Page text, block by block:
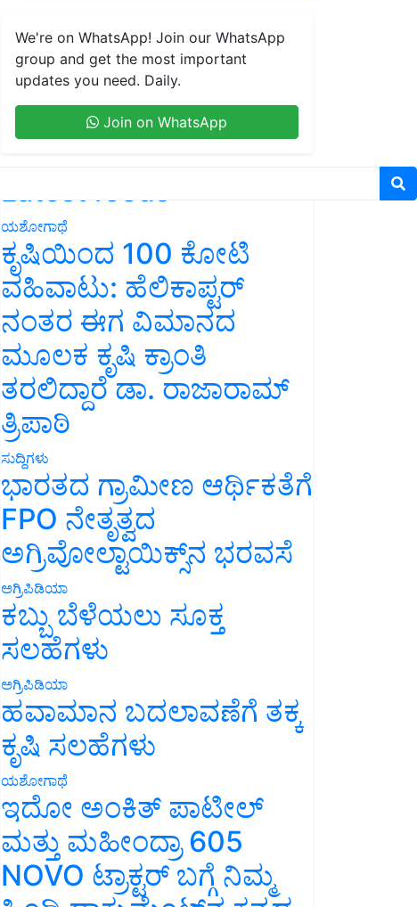
We're on WhatsApp! Join our WhatsApp
group and get the most important
updates you need. Daily.
Join on WhatsApp
Latest feeds
ಯಶೋಗಾಥೆ
ಕೃಷಿಯಿಂದ 100 ಕೋಟಿ
ವಹಿವಾಟು: ಹೆಲಿಕಾಪ್ಟರ್
ನಂತರ ಈಗ ವಿಮಾನದ
ಮೂಲಕ ಕೃಷಿ ಕ್ರಾಂತಿ
ತರಲಿದ್ದಾರೆ ಡಾ. ರಾಜಾರಾಮ್
ತ್ರಿಪಾಠಿ
ಸುದ್ದಿಗಳು
ಭಾರತದ ಗ್ರಾಮೀಣ ಆರ್ಥಿಕತೆಗೆ
FPO ನೇತೃತ್ವದ
ಅಗ್ರಿವೋಲ್ಟಾಯಿಕ್ಸ್‌ನ ಭರವಸೆ
ಅಗ್ರಿಪಿಡಿಯಾ
ಕಬ್ಬು ಬೆಳೆಯಲು ಸೂಕ್ತ
ಸಲಹೆಗಳು
ಅಗ್ರಿಪಿಡಿಯಾ
ಹವಾಮಾನ ಬದಲಾವಣೆಗೆ ತಕ್ಕ
ಕೃಷಿ ಸಲಹೆಗಳು
ಯಶೋಗಾಥೆ
ಇದೋ ಅಂಕಿತ್ ಪಾಟೀಲ್
ಮತ್ತು ಮಹೀಂದ್ರಾ 605
NOVO ಟ್ರಾಕ್ಟರ್ ಬಗ್ಗೆ ನಿಮ್ಮ